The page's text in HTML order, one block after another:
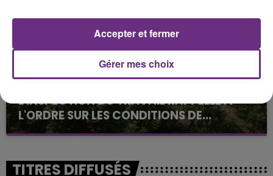
L'INSPECTION DU TRAVAIL RAPPELLE À
L'ORDRE SUR LES CONDITIONS DE...
Alors que les dates de début des vendange 2026
l'inspection du Travail en profite pour rappeler
TITRES DIFFUSÉS
Gérer mes choix
Accepter et fermer